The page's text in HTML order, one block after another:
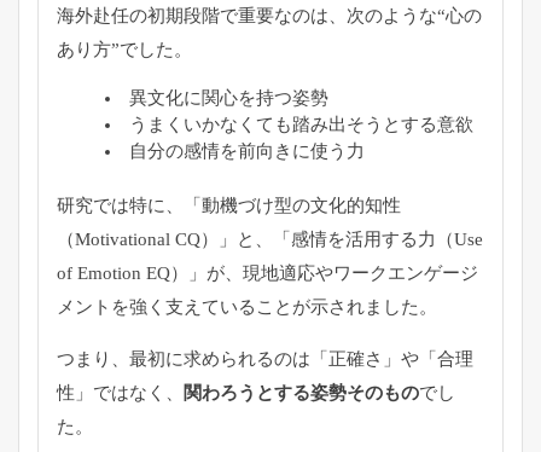
海外赴任の初期段階で重要なのは、次のような“心の
あり方”でした。
異文化に関心を持つ姿勢
うまくいかなくても踏み出そうとする意欲
自分の感情を前向きに使う力
研究では特に、「動機づけ型の文化的知性
（Motivational CQ）」と、「感情を活用する力（Use
of Emotion EQ）」が、現地適応やワークエンゲージ
メントを強く支えていることが示されました。
つまり、最初に求められるのは「正確さ」や「合理
性」ではなく、
関わろうとする姿勢そのものでし
た。